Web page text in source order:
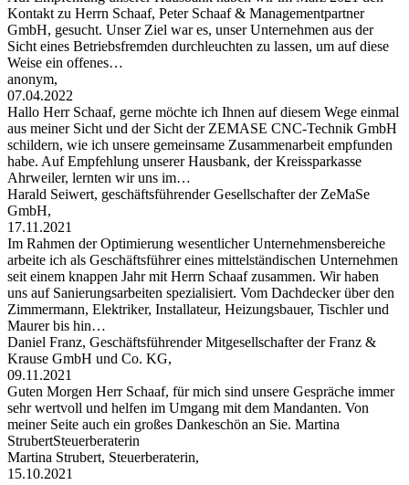
Kontakt zu Herrn Schaaf, Peter Schaaf & Managementpartner
GmbH, gesucht. Unser Ziel war es, unser Unternehmen aus der
Sicht eines Betriebsfremden durchleuchten zu lassen, um auf diese
Weise ein offenes…
anonym,
07.04.2022
Hallo Herr Schaaf, gerne möchte ich Ihnen auf diesem Wege einmal
aus meiner Sicht und der Sicht der ZEMASE CNC-Technik GmbH
schildern, wie ich unsere gemeinsame Zusammenarbeit empfunden
habe. Auf Empfehlung unserer Hausbank, der Kreissparkasse
Ahrweiler, lernten wir uns im…
Harald Seiwert, geschäftsführender Gesellschafter der ZeMaSe
GmbH,
17.11.2021
Im Rahmen der Optimierung wesentlicher Unternehmensbereiche
arbeite ich als Geschäftsführer eines mittelständischen Unternehmen
seit einem knappen Jahr mit Herrn Schaaf zusammen. Wir haben
uns auf Sanierungsarbeiten spezialisiert. Vom Dachdecker über den
Zimmermann, Elektriker, Installateur, Heizungsbauer, Tischler und
Maurer bis hin…
Daniel Franz, Geschäftsführender Mitgesellschafter der Franz &
Krause GmbH und Co. KG,
09.11.2021
Guten Morgen Herr Schaaf, für mich sind unsere Gespräche immer
sehr wertvoll und helfen im Umgang mit dem Mandanten. Von
meiner Seite auch ein großes Dankeschön an Sie. Martina
StrubertSteuerberaterin
Martina Strubert, Steuerberaterin,
15.10.2021